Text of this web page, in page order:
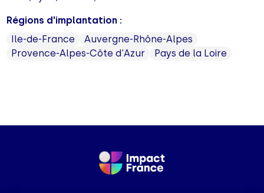
Régions d'implantation :
Ile-de-France
Auvergne-Rhône-Alpes
Provence-Alpes-Côte d'Azur
Pays de la Loire